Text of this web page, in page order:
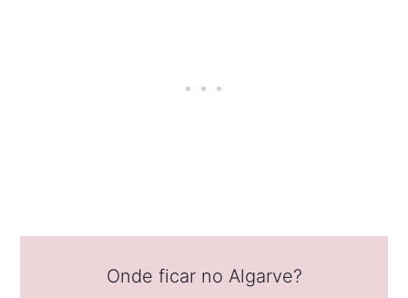
Onde ficar no Algarve?